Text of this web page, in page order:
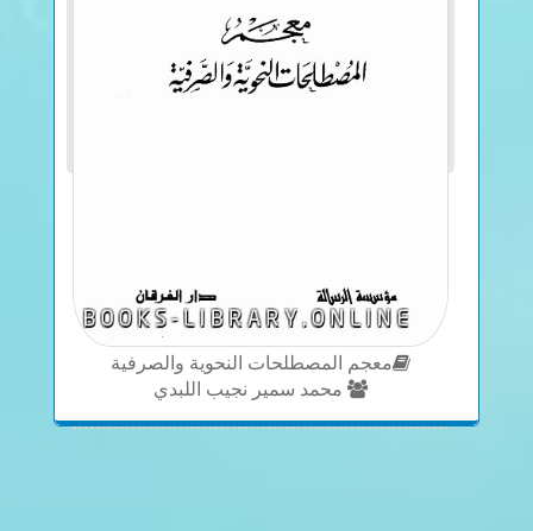
معجم المصطلحات النحوية والصرفية
محمد سمير نجيب اللبدي